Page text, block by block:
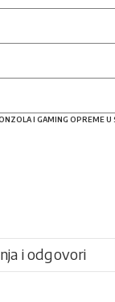
I GAMING OPREME U
i odgovori